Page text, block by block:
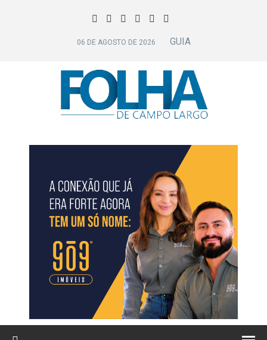
06 DE AGOSTO DE 2026 GUIA